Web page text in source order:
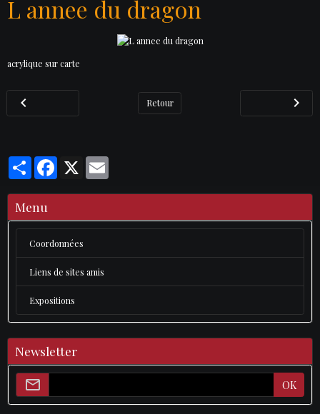
L annee du dragon
acrylique sur carte
Retour
PartagerFacebook
X
Menu
Coordonnées
Liens de sites amis
Expositions
Newsletter
OK